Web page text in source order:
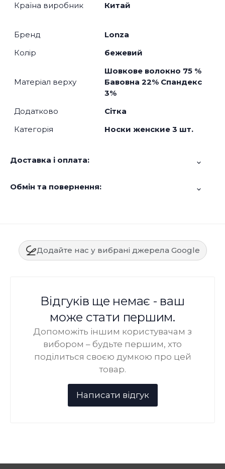
Країна виробник
Китай
Бренд
Lonza
Колір
бежевий
Матеріал верху
Шовкове волокно 75 %
Бавовна 22% Спандекс
3%
Додатково
Сітка
Категорія
Носки женские 3 шт.
Доставка і оплата:
Обмін та повернення:
Додайте нас у вибрані джерела Google
Відгуків ще немає - ваш
може стати першим.
Допоможіть іншим користувачам з
вибором – будьте першим, хто
поділиться своєю думкою про цей
товар.